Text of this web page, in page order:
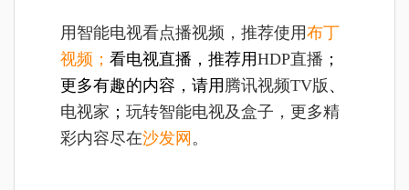
用智能电视看点播视频，推荐使用布丁
视频 ； 看电视直播，推荐用HDP直播 ；
更多有趣的内容，请用 腾讯视频TV版 、
电视家 ； 玩转智能电视及盒子，更多精
彩内容尽在沙发网 。